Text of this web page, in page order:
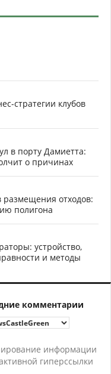
стратегии клубов
в порту Дамиетта:
о причинах
отходов:
полигона
устройство,
и методы
комментарии
информации
гиперссылки